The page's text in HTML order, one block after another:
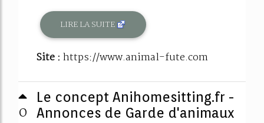
LIRE LA SUITE
Site : https://www.animal-fute.com
0
Le concept Anihomesitting.fr -
Annonces de Garde d'animaux